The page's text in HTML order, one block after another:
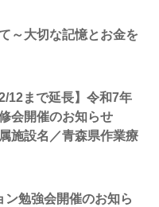
～大切な記憶とお金を
12まで延長】令和7年
会開催のお知らせ
施設名／青森県作業療
勉強会開催のお知ら